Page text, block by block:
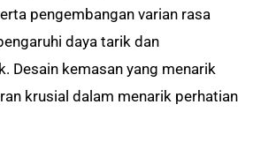
pengembangan varian rasa
daya tarik dan
Desain kemasan yang menarik
krusial dalam menarik perhatian